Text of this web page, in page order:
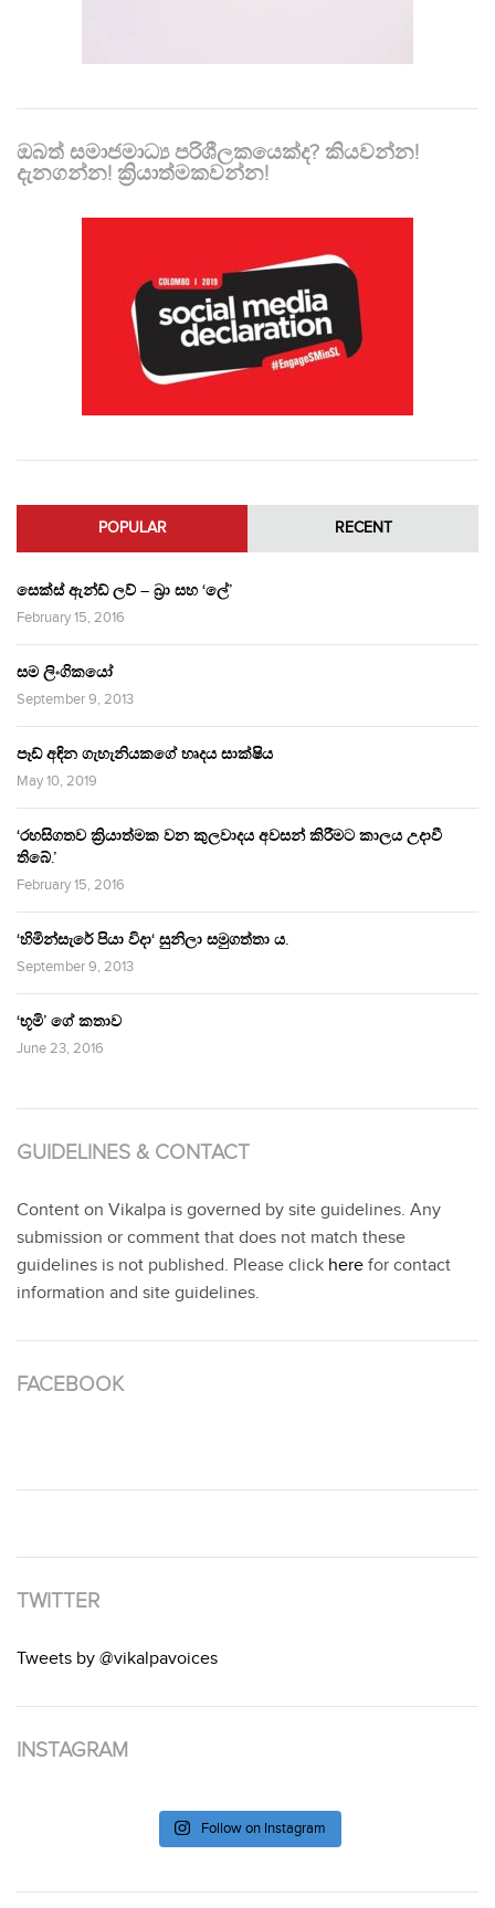
ඔබත් සමාජමාධ්‍ය පරිශීලකයෙක්ද? කියවන්න!
දැනගන්න! ක්‍රියාත්මකවන්න!
POPULAR RECENT
සෙක්ස් ඇන්ඩ් ලව් – බ්‍රා සහ ‘ලේ’
February 15, 2016
සම ලිංගිකයෝ
September 9, 2013
පෑඩ් අඳින ගැහැනියකගේ හෘදය සාක්ෂිය
May 10, 2019
‘රහසිගතව ක්‍රියාත්මක වන කුලවාදය අවසන් කිරීමට කාලය උදාවී
තිබේ.’
February 15, 2016
‘හිමින්සැරේ පියා විදා‘ සුනිලා සමුගත්තා ය.
September 9, 2013
‘භූමි’ ගේ කතාව
June 23, 2016
GUIDELINES & CONTACT
Content on Vikalpa is governed by site guidelines. Any
submission or comment that does not match these
guidelines is not published. Please click here for contact
information and site guidelines.
FACEBOOK
TWITTER
Tweets by @vikalpavoices
INSTAGRAM
Follow on Instagram